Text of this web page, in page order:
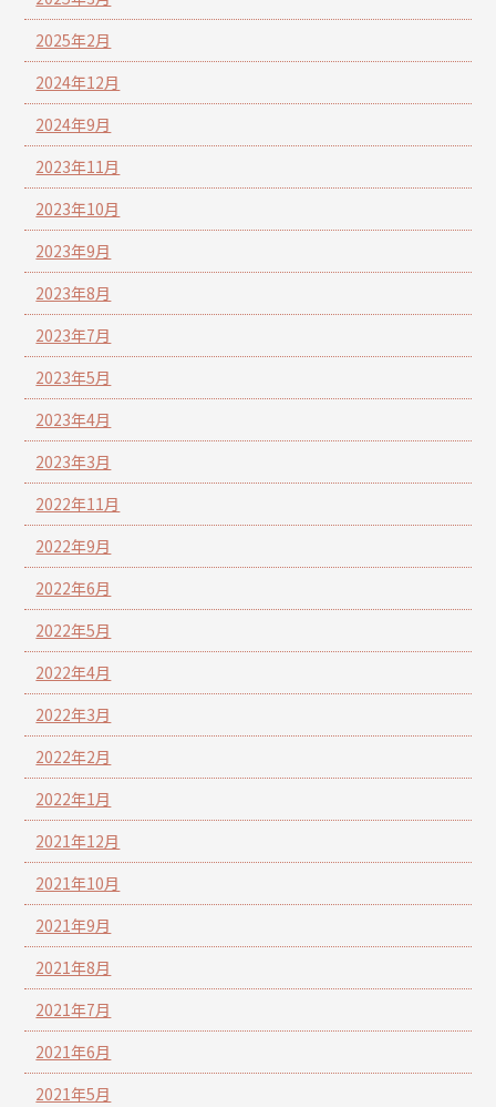
2025年2月
2024年12月
2024年9月
2023年11月
2023年10月
2023年9月
2023年8月
2023年7月
2023年5月
2023年4月
2023年3月
2022年11月
2022年9月
2022年6月
2022年5月
2022年4月
2022年3月
2022年2月
2022年1月
2021年12月
2021年10月
2021年9月
2021年8月
2021年7月
2021年6月
2021年5月